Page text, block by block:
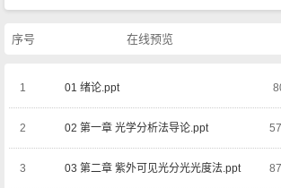
序号 在线预览
1 01 绪论.ppt
2 02 第一章 光学分析法导论.ppt
3 03 第二章 紫外可见光分光光度法.ppt